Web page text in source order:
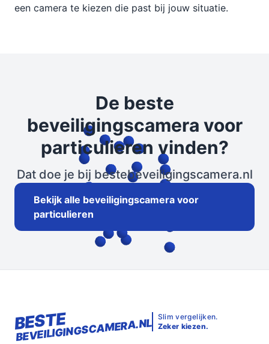
een camera te kiezen die past bij jouw situatie.
De beste
beveiligingscamera voor
particulieren vinden?
Dat doe je bij bestebeveiligingscamera.nl
Bekijk alle beveiligingscamera voor
particulieren
BESTE
BEVEILIGINGSCAMERA.NL Slim vergelijken.
Zeker kiezen.